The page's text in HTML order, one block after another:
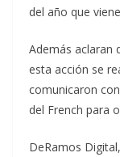
del año que
Además aclaran
esta acción se
comunicaron
del French para
DeRamos